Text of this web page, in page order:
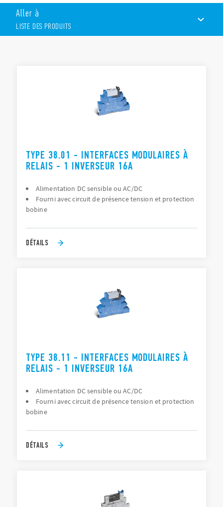
Largeur 6.2 ou 14 mm
Alimentation DC ou AC/DC
Version spéciale : circuit supprimant les effets de courant
continu
Aller à
LISTE DES PRODUITS
TYPE 38.01 - INTERFACES MODULAIRES À
RELAIS - 1 INVERSEUR 16A
Alimentation DC sensible ou AC/DC
Fourni avec circuit de présence tension et protection
bobine
DÉTAILS
TYPE 38.11 - INTERFACES MODULAIRES À
RELAIS - 1 INVERSEUR 16A
Alimentation DC sensible ou AC/DC
Fourni avec circuit de présence tension et protection
bobine
DÉTAILS